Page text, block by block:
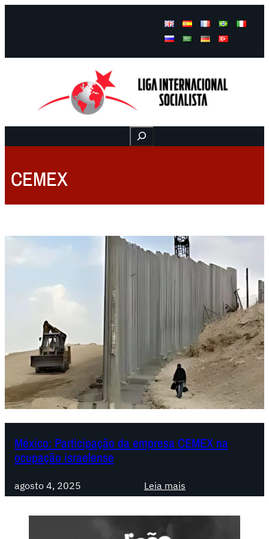
Buscar
CEMEX
México: Participação da empresa CEMEX na
ocupação israelense
agosto 4, 2025 Leia mais
M
é